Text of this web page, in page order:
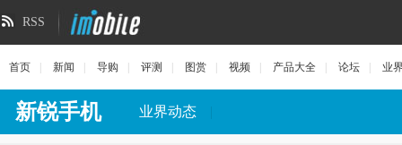
RSS
首页 新闻 导购 评测 图赏 视频 产品大全 论坛 业
新锐手机 业界动态